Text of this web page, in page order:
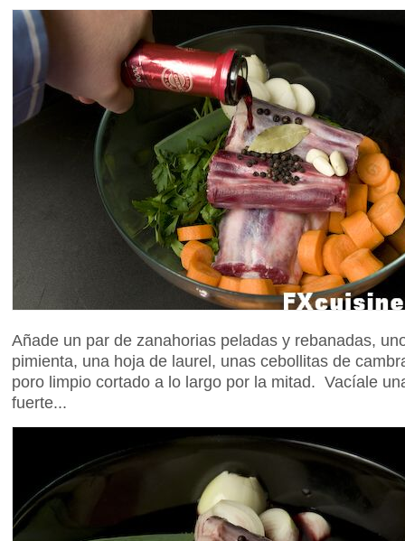
Añade un par de zanahorias peladas y rebanadas,
pimienta, una hoja de laurel, unas cebollitas de
poro limpio cortado a lo largo por la mitad. Vacíale
fuerte...